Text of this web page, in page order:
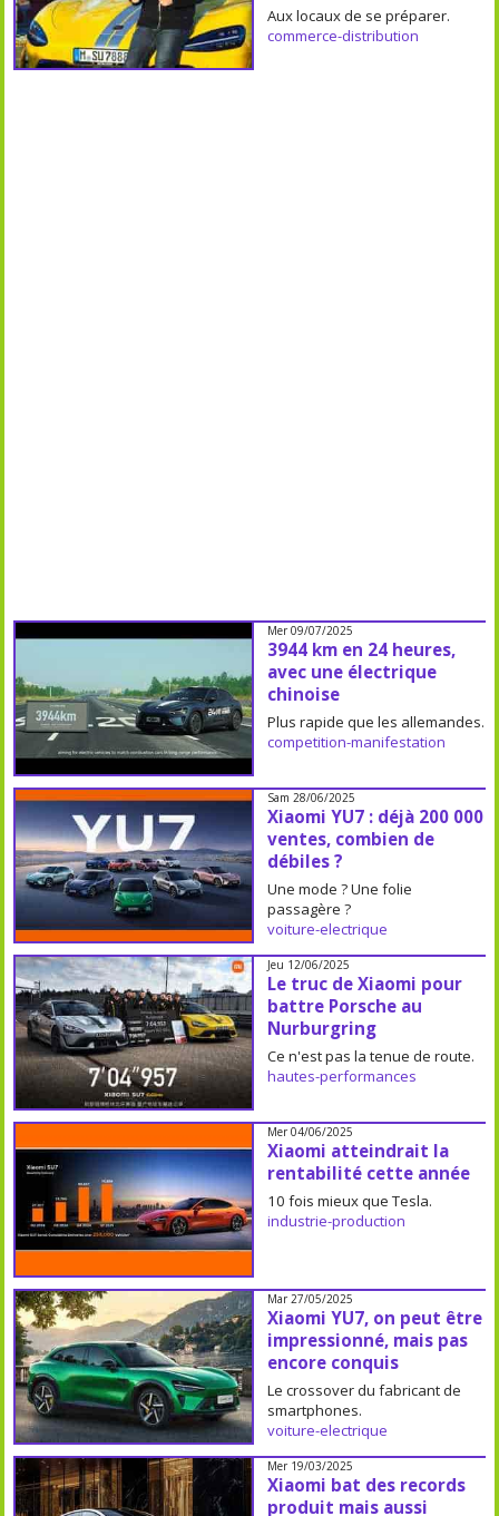
Aux locaux de se préparer.
commerce-distribution
Mer 09/07/2025
3944 km en 24 heures,
avec une électrique
chinoise
Plus rapide que les allemandes.
competition-manifestation
Sam 28/06/2025
Xiaomi YU7 : déjà 200 000
ventes, combien de
débiles ?
Une mode ? Une folie
passagère ?
voiture-electrique
Jeu 12/06/2025
Le truc de Xiaomi pour
battre Porsche au
Nurburgring
Ce n'est pas la tenue de route.
hautes-performances
Mer 04/06/2025
Xiaomi atteindrait la
rentabilité cette année
10 fois mieux que Tesla.
industrie-production
Mar 27/05/2025
Xiaomi YU7, on peut être
impressionné, mais pas
encore conquis
Le crossover du fabricant de
smartphones.
voiture-electrique
Mer 19/03/2025
Xiaomi bat des records
produit mais aussi